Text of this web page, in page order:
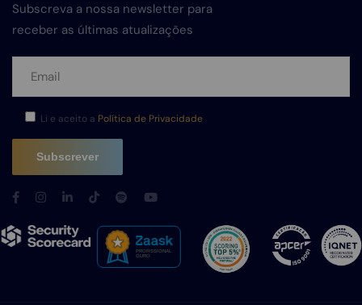
Subscreva a nossa newsletter para
receber as últimas atualizações
Li e aceito a Política de Privacidade